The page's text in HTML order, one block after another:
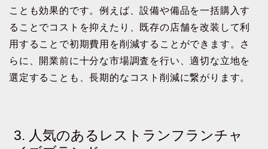
ことも効果的です。例えば、設備や備品を一括購入す
ることでコストを抑えたり、既存の店舗を改装して利
用することで初期費用を削減することができます。さ
らに、開業前に十分な市場調査を行い、適切な立地を
選定することも、長期的なコスト削減に繋がります。
3. 人気のあるレストランフランチャ